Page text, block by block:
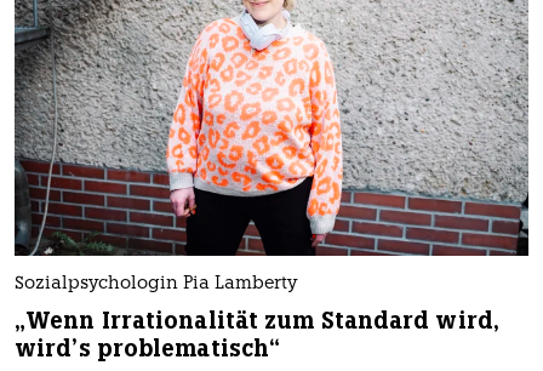
Sozialpsychologin Pia Lamberty
„Wenn Irrationalität zum Standard wird,
wird’s problematisch“